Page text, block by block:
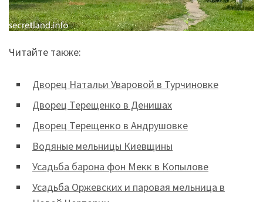
Читайте также:
Дворец Натальи Уваровой в Турчиновке
Дворец Терещенко в Денишах
Дворец Терещенко в Андрушовке
Водяные мельницы Киевщины
Усадьба барона фон Мекк в Копылове
Усадьба Оржевских и паровая мельница в